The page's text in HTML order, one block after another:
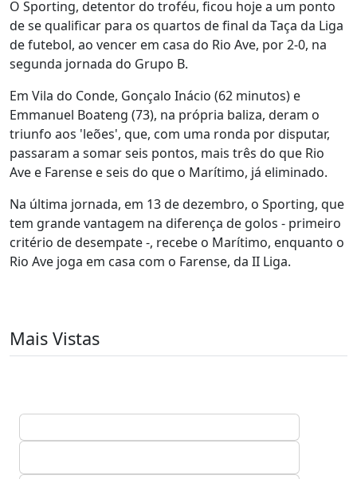
O Sporting, detentor do troféu, ficou hoje a um ponto
de se qualificar para os quartos de final da Taça da Liga
de futebol, ao vencer em casa do Rio Ave, por 2-0, na
segunda jornada do Grupo B.
Em Vila do Conde, Gonçalo Inácio (62 minutos) e
Emmanuel Boateng (73), na própria baliza, deram o
triunfo aos 'leões', que, com uma ronda por disputar,
passaram a somar seis pontos, mais três do que Rio
Ave e Farense e seis do que o Marítimo, já eliminado.
Na última jornada, em 13 de dezembro, o Sporting, que
tem grande vantagem na diferença de golos - primeiro
critério de desempate -, recebe o Marítimo, enquanto o
Rio Ave joga em casa com o Farense, da II Liga.
Mais Vistas